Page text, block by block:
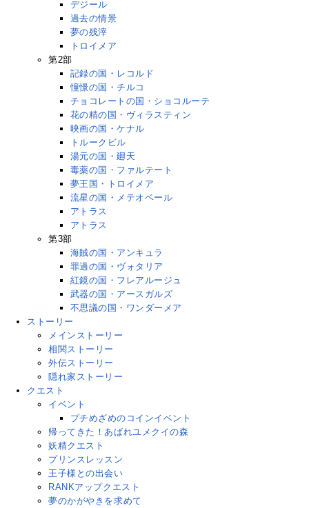
デジール
過去の情景
夢の残滓
トロイメア
第2部
記録の国・レコルド
憧憬の国・チルコ
チョコレートの国・ショコルーテ
花の精の国・ヴィラスティン
映画の国・ケナル
トルークビル
湯元の国・廻天
毒薬の国・ファルテート
夢王国・トロイメア
流星の国・メテオベール
アトラス
アトラス
第3部
海賊の国・アンキュラ
罪過の国・ヴォタリア
紅鏡の国・フレアルージュ
武器の国・アースガルズ
不思議の国・ワンダーメア
ストーリー
メインストーリー
相関ストーリー
外伝ストーリー
隠れ家ストーリー
クエスト
イベント
プチめざめのコインイベント
帰ってきた！あばれユメクイの森
妖精クエスト
プリンスレッスン
王子様との出会い
RANKアップクエスト
夢のかがやきを求めて